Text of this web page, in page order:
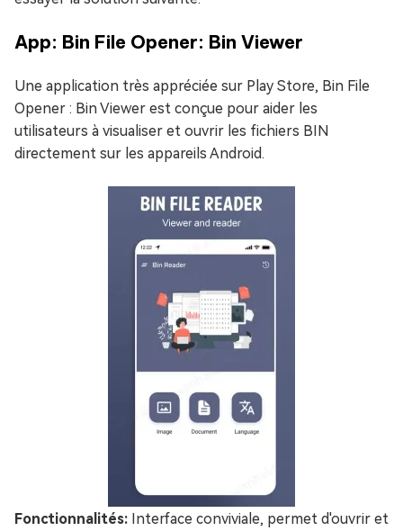
App: Bin File Opener: Bin Viewer
Une application très appréciée sur Play Store, Bin File
Opener : Bin Viewer est conçue pour aider les
utilisateurs à visualiser et ouvrir les fichiers BIN
directement sur les appareils Android.
Fonctionnalités: Interface conviviale, permet d'ouvrir et